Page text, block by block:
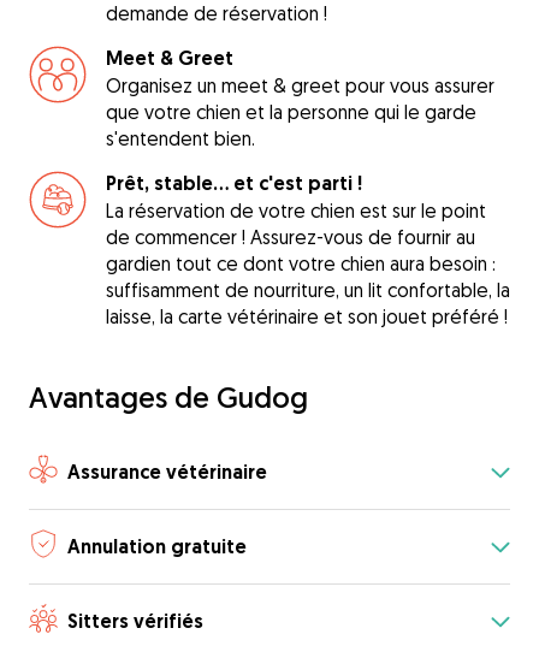
demande de réservation !
Meet & Greet
Organisez un meet & greet pour vous assurer
que votre chien et la personne qui le garde
s'entendent bien.
Prêt, stable... et c'est parti !
La réservation de votre chien est sur le point
de commencer ! Assurez-vous de fournir au
gardien tout ce dont votre chien aura besoin :
suffisamment de nourriture, un lit confortable, la
laisse, la carte vétérinaire et son jouet préféré !
Avantages de Gudog
Assurance vétérinaire
Annulation gratuite
Sitters vérifiés